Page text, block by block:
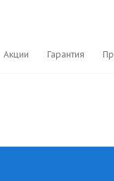
Акции Гарантия